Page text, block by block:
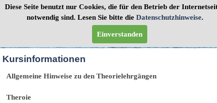
Diese Seite benutzt nur Cookies, die für den Betrieb der
notwendig sind. Lesen Sie bitte dieDatenschutzhinweise.
Einverstanden
Kursinformationen
Allgemeine Hinweise zu den Theorielehrgängen
Theroie